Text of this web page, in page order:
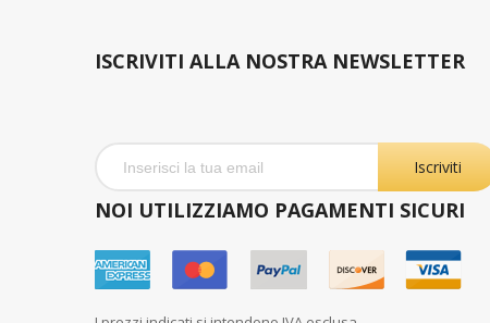
ISCRIVITI ALLA NOSTRA NEWSLETTER
Iscriviti
NOI UTILIZZIAMO PAGAMENTI SICURI